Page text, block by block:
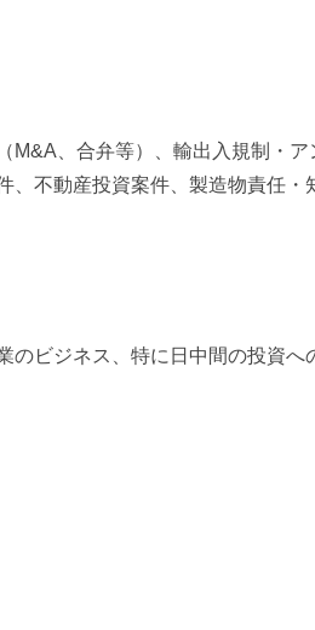
M&A 、合弁等）、輸出入規制・
、不動産投資案件、製造物責任・
のビジネス、特に日中間の投資へ